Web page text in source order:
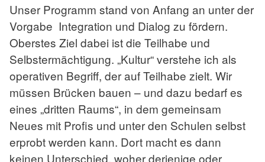
Unser Programm stand von Anfang an unter der
Vorgabe Integration und Dialog zu fördern.
Oberstes Ziel dabei ist die Teilhabe und
Selbstermächtigung. „Kultur“ verstehe ich als
operativen Begriff, der auf Teilhabe zielt. Wir
müssen Brücken bauen – und dazu bedarf es
eines „dritten Raums“, in dem gemeinsam
Neues mit Profis und unter den Schulen selbst
erprobt werden kann. Dort macht es dann
keinen Unterschied, woher derjenige oder